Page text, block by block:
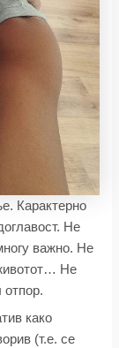
Карактерно
Не
важно. Не
Не
отпор.
како
(т.е. се